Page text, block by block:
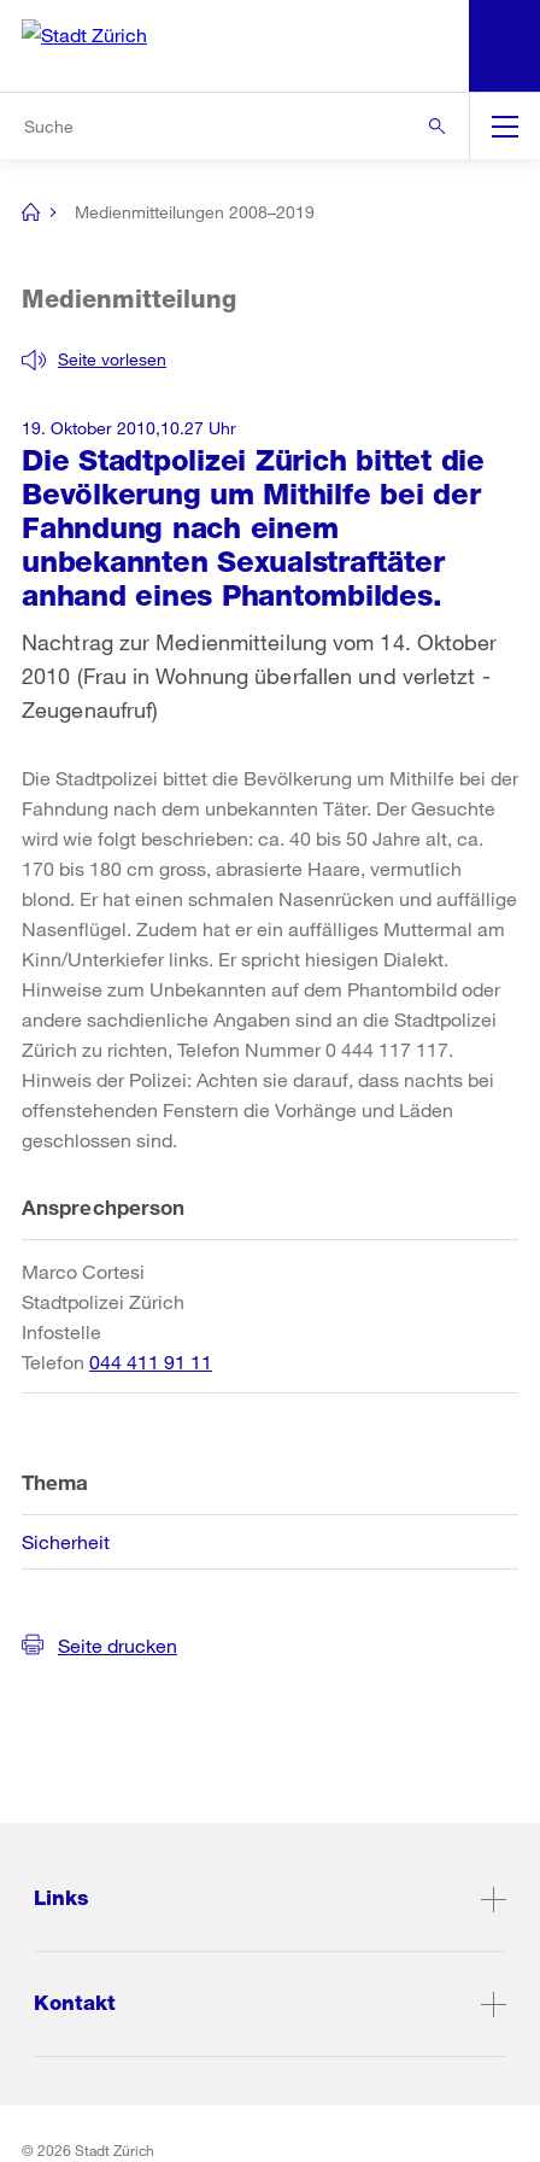
Navigation
[no
Medienmitteilungen 2008–2019
Die Stadtpolizei Zürich bittet die
Bevölkerung um Mithilfe bei der
Fahndung nach einem
unbekannten Sexualstraftäter
anhand eines Phantombildes.
Seite vorlesen
Medienmitteilung
Nachtrag zur Medienmitteilung vom 14. Oktober
2010 (Frau in Wohnung überfallen und verletzt -
Zeugenaufruf)
19. Oktober 2010,10.27 Uhr
Die Stadtpolizei bittet die Bevölkerung um Mithilfe bei der
Fahndung nach dem unbekannten Täter. Der Gesuchte
wird wie folgt beschrieben: ca. 40 bis 50 Jahre alt, ca.
170 bis 180 cm gross, abrasierte Haare, vermutlich
blond. Er hat einen schmalen Nasenrücken und auffällige
Nasenflügel. Zudem hat er ein auffälliges Muttermal am
Kinn/Unterkiefer links. Er spricht hiesigen Dialekt.
Hinweise zum Unbekannten auf dem Phantombild oder
andere sachdienliche Angaben sind an die Stadtpolizei
Zürich zu richten, Telefon Nummer 0 444 117 117.
Hinweis der Polizei: Achten sie darauf, dass nachts bei
offenstehenden Fenstern die Vorhänge und Läden
geschlossen sind.
Weitere
Informationen
Ansprechperson
Marco Cortesi
Stadtpolizei Zürich
Infostelle
Telefon 044 411 91 11
Thema
Sicherheit
Seite drucken
Links
Kontakt
© 2026 Stadt Zürich